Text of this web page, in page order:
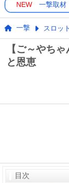
NEW 一撃取材
一撃 スロット
【ご～やち
と恩恵
目次